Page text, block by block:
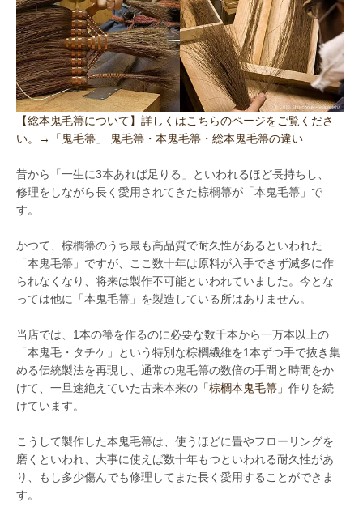
【総本鬼毛箒について】詳しくはこちらのページをご覧くださ
い。→「鬼毛箒」 鬼毛箒・本鬼毛箒・総本鬼毛箒の違い
昔から「一生に3本あれば足りる」といわれるほど長持ちし、
修理をしながら長く愛用されてきた棕櫚箒が「本鬼毛箒」で
す。
かつて、棕櫚箒のうち最も高品質で耐久性があるといわれた
「本鬼毛箒」ですが、ここ数十年は原料が入手できず滅多に作
られなくなり、将来は製作不可能といわれていました。今とな
っては他に「本鬼毛箒」を製造している所はありません。
当店では、1本の箒を作るのに必要な数千本から一万本以上の
「本鬼毛・タチケ」という特別な棕櫚繊維を1本ずつ手で抜き集
める伝統製法を再現し、通常の鬼毛箒の数倍の手間と時間をか
けて、一旦途絶えていた古来本来の 「棕櫚本鬼毛箒」 作りを続
けています。
こうして製作した本鬼毛箒は、使うほどに畳やフローリングを
磨くといわれ、大事に使えば数十年もつといわれる耐久性があ
り、もし多少傷んでも修理してまた長く愛用することができま
す。